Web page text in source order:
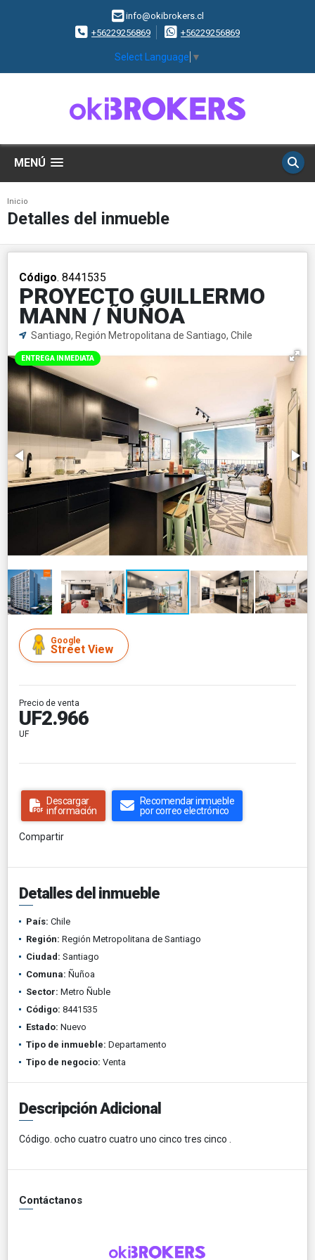
info@okibrokers.cl
+56229256869
+56229256869
Select Language ▼
MENÚ
Inicio
Detalles del inmueble
Código. 8441535
PROYECTO GUILLERMO
MANN / ÑUÑOA
Santiago, Región Metropolitana de Santiago, Chile
ENTREGA INMEDIATA
Google
Street View
Precio de venta
UF2.966
UF
Descargar
información
Recomendar inmueble
por correo electrónico
Compartir
Detalles del inmueble
País: Chile
Región: Región Metropolitana de Santiago
Ciudad: Santiago
Comuna: Ñuñoa
Sector: Metro Ñuble
Código: 8441535
Estado: Nuevo
Tipo de inmueble: Departamento
Tipo de negocio: Venta
Descripción Adicional
Código. ocho cuatro cuatro uno cinco tres cinco .
Contáctanos